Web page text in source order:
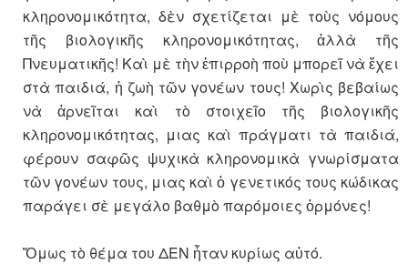
κληρονομικότητα, δὲν σχετίζεται μὲ τοὺς νόμους
τῆς βιολογικῆς κληρονομικότητας, ἀλλὰ τῆς
Πνευματικῆς! Καὶ μὲ τὴν ἐπιρροὴ ποὺ μπορεῖ νὰ ἔχει
στὰ παιδιά, ἡ ζωὴ τῶν γονέων τους! Χωρὶς βεβαίως
νὰ ἀρνεῖται καὶ τὸ στοιχεῖο τῆς βιολογικῆς
κληρονομικότητας, μιας καὶ πράγματι τὰ παιδιά,
φέρουν σαφῶς ψυχικὰ κληρονομικὰ γνωρίσματα
τῶν γονέων τους, μιας καὶ ὁ γενετικός τους κώδικας
παράγει σὲ μεγάλο βαθμὸ παρόμοιες ὁρμόνες!
Ὅμως τὸ θέμα του ΔΕΝ ἦταν κυρίως αὐτό.